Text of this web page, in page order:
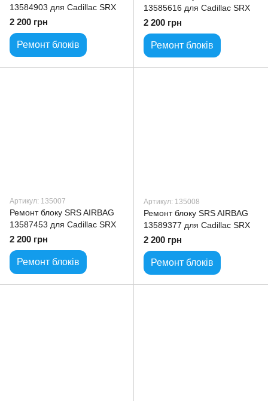
13584903 для Cadillac SRX
2 200 грн
Ремонт блоків
13585616 для Cadillac SRX
2 200 грн
Ремонт блоків
Артикул: 135007
Ремонт блоку SRS AIRBAG
13587453 для Cadillac SRX
2 200 грн
Ремонт блоків
Артикул: 135008
Ремонт блоку SRS AIRBAG
13589377 для Cadillac SRX
2 200 грн
Ремонт блоків